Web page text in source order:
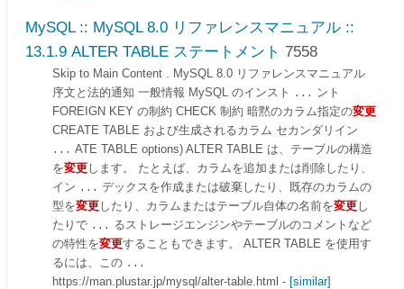
MySQL :: MySQL 8.0 リファレンスマニュアル ::
13.1.9 ALTER TABLE ステートメント 7558
Skip to Main Content . MySQL 8.0 リファレンスマニュアル
序文と法的通知 一般情報 MySQL のインスト
...
ント
FOREIGN KEY の制約 CHECK 制約 暗黙のカラム指定の変更
CREATE TABLE および生成されるカラム セカンダリイン
... ATE TABLE options) ALTER TABLE は、テーブルの構造
を変更します。 たとえば、カラムを追加または削除したり、
イン ... デックスを作成または破棄したり、既存のカラムの
型を変更したり、カラムまたはテーブル自体の名前を変更し
たりで ...
るストレージエンジンやテーブルのコメントなど
の特性を変更することもできます。 ALTER TABLE を使用す
るには、この ...
https://man.plustar.jp/mysql/alter-table.html - [similar]